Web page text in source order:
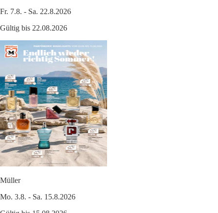
Fr. 7.8. - Sa. 22.8.2026
Gültig bis 22.08.2026
Müller
Mo. 3.8. - Sa. 15.8.2026